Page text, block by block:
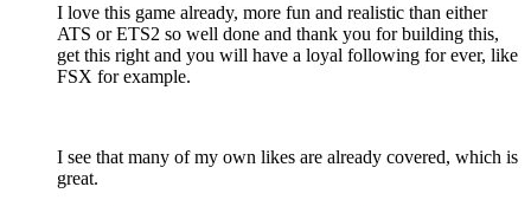
I love this game already, more fun and realistic than either
ATS or ETS2 so well done and thank you for building this,
get this right and you will have a loyal following for ever, like
FSX for example.
I see that many of my own likes are already covered, which is
great.